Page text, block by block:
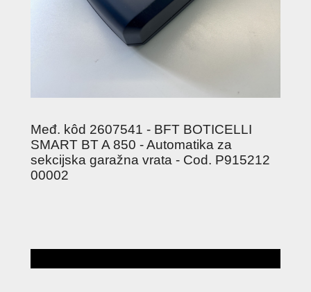
Međ. kôd 2607541 - BFT BOTICELLI
SMART BT A 850 - Automatika za
sekcijska garažna vrata - Cod. P915212
00002